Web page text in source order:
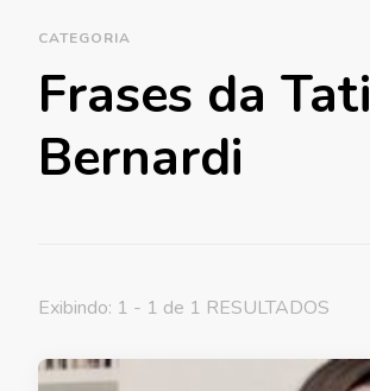
CATEGORIA
Frases da Tati
Bernardi
Exibindo: 1 - 1 de 1 RESULTADOS